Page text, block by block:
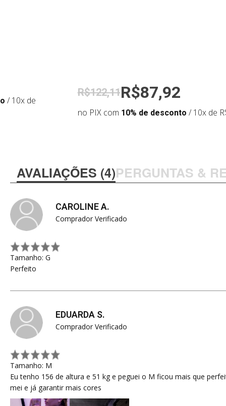
/ 10x de
R$122,11R$87,92
no PIX com 10% de desconto / 10x de
AVALIAÇÕES (4)PERGUNTAS &
CAROLINE A.
Comprador Verificado
Tamanho: G
Perfeito
EDUARDA S.
Comprador Verificado
Tamanho: M
Eu tenho 156 de altura e 51 kg e peguei o M ficou mais que
mei e já garantir mais cores